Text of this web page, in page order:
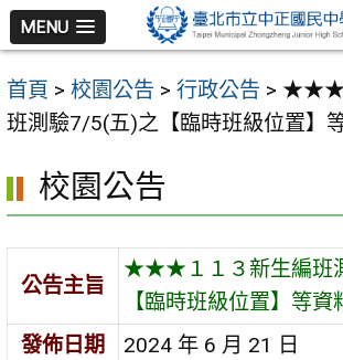
跳
至
主
要
容
區
MENU
首頁 > 校園公告 > 行政公告 > ★★★
班測驗7/5(五)之【臨時班級位置
校園公告
公告主旨
★★★１１３新生編班
【臨時班級位置】等
發佈日期
2024 年 6 月 21 日